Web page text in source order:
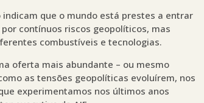
que o mundo está prestes a entrar
contínuos riscos geopolíticos, mas
combustíveis e tecnologias.
oferta mais abundante – ou mesmo
as tensões geopolíticas evoluírem, nos
experimentamos nos últimos anos